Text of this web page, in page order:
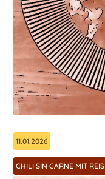
11.01.2026
CHILI SIN CARNE MIT REIS